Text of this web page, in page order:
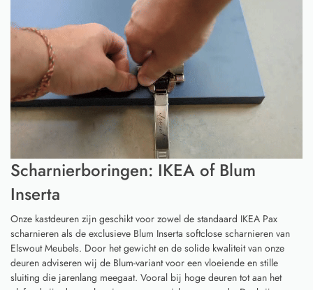
Scharnierboringen: IKEA of Blum
Inserta
Onze kastdeuren zijn geschikt voor zowel de standaard IKEA Pax
scharnieren als de exclusieve Blum Inserta softclose scharnieren van
Elswout Meubels. Door het gewicht en de solide kwaliteit van onze
deuren adviseren wij de Blum-variant voor een vloeiende en stille
sluiting die jarenlang meegaat. Vooral bij hoge deuren tot aan het